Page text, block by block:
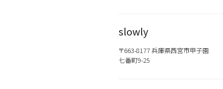
slowly
〒663-8177 兵庫県西宮市甲子園
七番町9-25